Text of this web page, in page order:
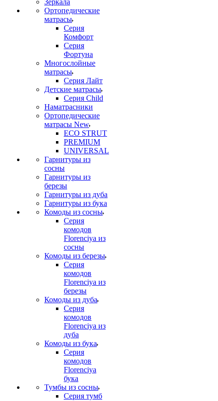
Зеркала
Ортопедические
матрасы
Серия
Комфорт
Серия
Фортуна
Многослойные
матрасы
Серия Лайт
Детские матрасы
Серия Child
Наматрасники
Ортопедические
матрасы New
ECO STRUT
PREMIUM
UNIVERSAL
Гарнитуры из
сосны
Гарнитуры из
березы
Гарнитуры из дуба
Гарнитуры из бука
Комоды из сосны
Серия
комодов
Florenciya из
сосны
Комоды из березы
Серия
комодов
Florenciya из
березы
Комоды из дуба
Серия
комодов
Florenciya из
дуба
Комоды из бука
Серия
комодов
Florenciya
бука
Тумбы из сосны
Серия тумб